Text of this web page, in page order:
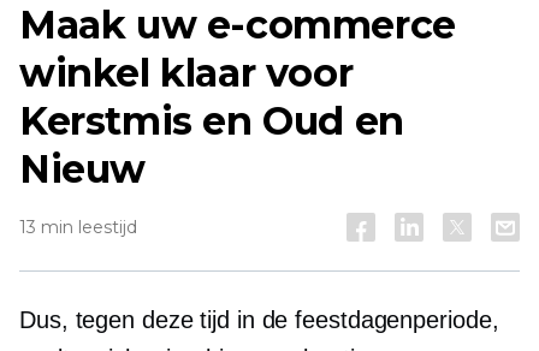
Maak uw e-commerce
winkel klaar voor
Kerstmis en Oud en
Nieuw
13 min leestijd
Dus, tegen deze tijd in de feestdagenperiode,